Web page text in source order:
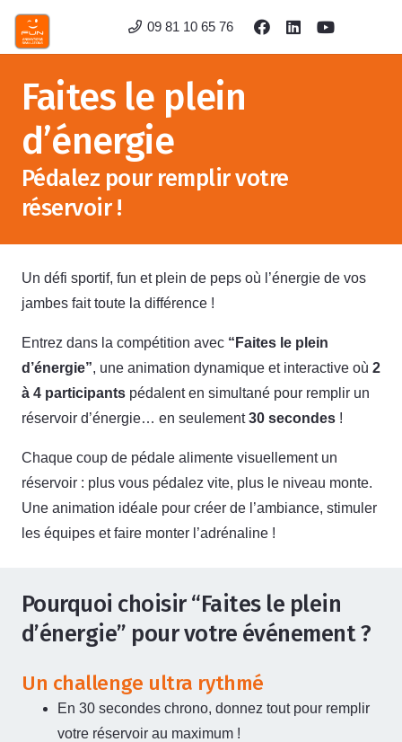
09 81 10 65 76
Faites le plein
d’énergie
Pédalez pour remplir votre
réservoir !
Un défi sportif, fun et plein de peps où l’énergie de vos
jambes fait toute la différence !
Entrez dans la compétition avec “Faites le plein
d’énergie”, une animation dynamique et interactive où 2
à 4 participants pédalent en simultané pour remplir un
réservoir d’énergie… en seulement30 secondes !
Chaque coup de pédale alimente visuellement un
réservoir : plus vous pédalez vite, plus le niveau monte.
Une animation idéale pour créer de l’ambiance, stimuler
les équipes et faire monter l’adrénaline !
Pourquoi choisir “Faites le plein
d’énergie” pour votre événement ?
Un challenge ultra rythmé
En 30 secondes chrono, donnez tout pour remplir
votre réservoir au maximum !